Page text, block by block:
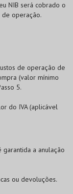
NIB será cobrado o
operação.
de operação de
(valor mínimo
5.
do IVA (aplicável
a anulação
ou devoluções.